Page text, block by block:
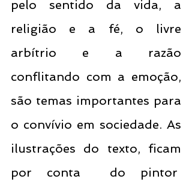
pelo sentido da vida, a
religião e a fé, o livre
arbítrio e a razão
conflitando com a emoção,
são temas importantes para
o convívio em sociedade. As
ilustrações do texto, ficam
por conta  do pintor